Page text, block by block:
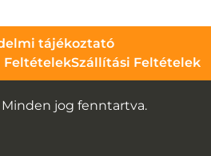
tájékoztató
FeltételekSzállítási Feltételek
jog fenntartva.